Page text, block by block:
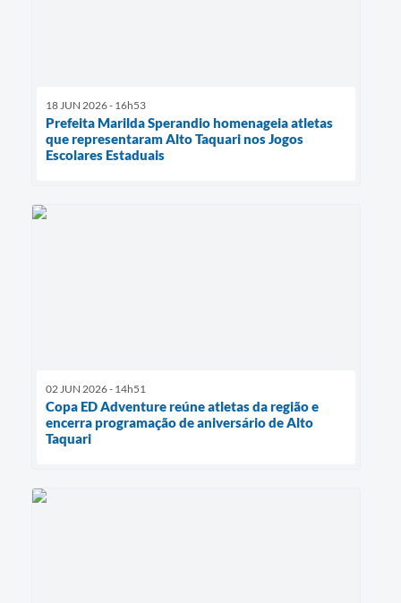
18 JUN 2026 - 16h53
Prefeita Marilda Sperandio homenageia atletas
que representaram Alto Taquari nos Jogos
Escolares Estaduais
02 JUN 2026 - 14h51
Copa ED Adventure reúne atletas da região e
encerra programação de aniversário de Alto
Taquari